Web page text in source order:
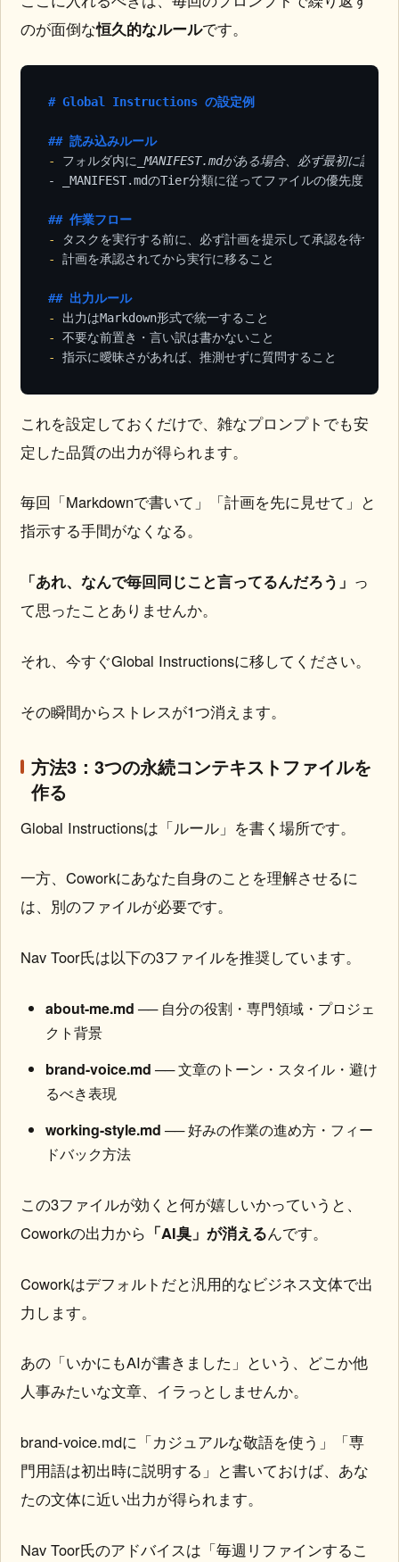
のが面倒な恒久的なルールです。
# Global Instructions の設定例
## 読み込みルール
- フォルダ内に _MANIFEST.mdがある場合、必ず最初に読み
- _ MANIFEST.mdのTier分類に従ってファイルの優先度を判
## 作業フロー
-
- 計画を承認されてから実行に移ること
## 出力ルール
-
-
- 指示に曖昧さがあれば、推測せずに質問すること
これを設定しておくだけで、雑なプロンプトでも安
定した品質の出力が得られます。
毎回「Markdownで書いて」「計画を先に見せて」と
指示する手間がなくなる。
「あれ、なんで毎回同じこと言ってるんだろう」 っ
て思ったことありませんか。
それ、今すぐGlobal Instructionsに移してください。
その瞬間からストレスが1つ消えます。
方法3：3つの永続コンテキストファイルを
作る
Global Instructionsは「ルール」を書く場所です。
一方、Coworkにあなた自身のことを理解させるに
は、別のファイルが必要です。
Nav Toor氏は以下の3ファイルを推奨しています。
about-me.md ── 自分の役割・専門領域・プロジェ
クト背景
brand-voice.md ── 文章のトーン・スタイル・避け
るべき表現
working-style.md ── 好みの作業の進め方・フィー
ドバック方法
この3ファイルが効くと何が嬉しいかっていうと、
Coworkの出力から 「AI臭」が消えるんです。
Coworkはデフォルトだと汎用的なビジネス文体で出
力します。
あの「いかにもAIが書きました」という、どこか他
人事みたいな文章、イラっとしませんか。
brand-voice.mdに「カジュアルな敬語を使う」「専
門用語は初出時に説明する」と書いておけば、あな
たの文体に近い出力が得られます。
Nav Toor氏のアドバイスは「毎週リファインするこ